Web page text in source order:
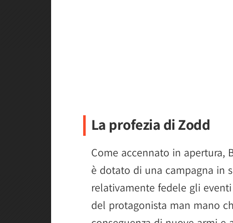
La profezia di Zodd
Come accennato in apertura,
è dotato di una campagna in
relativamente fedele gli
del protagonista man mano